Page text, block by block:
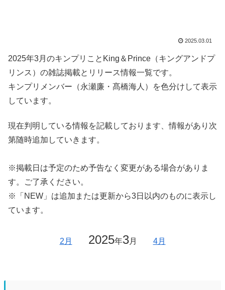
2025.03.01
2025年3月のキンプリことKing＆Prince（キングアンドプ
リンス）の雑誌掲載とリリース情報一覧です。
キンプリメンバー（永瀬廉・髙橋海人）を色分けして表示
しています。
現在判明している情報を記載しております、情報があり次
第随時追加していきます。
※掲載日は予定のため予告なく変更がある場合がありま
す。ご了承ください。
※「NEW」は追加または更新から3日以内のものに表示し
ています。
2月 2025年3月 4月